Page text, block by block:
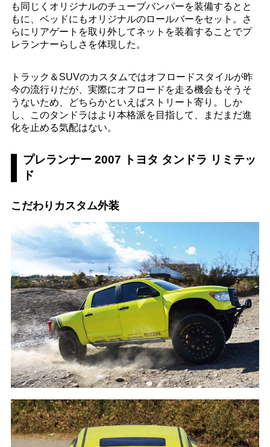
も同じくオリジナルのチューブバンパーを装備するとと
もに、ベッドにもオリジナルのロールバーをセット。さ
らにリアゲートを取り外してネットを装着することでプ
レランナーらしさを体現した。
トラック＆SUVのカスタムではオフロードスタイルが昨
今の流行りだが、実際にオフロードを走る機会もそうそ
うないため、どちらかといえばストリート寄り。しか
し、このタンドラはより本格派を目指して、まだまだ進
化を止める気配はない。
プレランナー 2007 トヨタ タンドラ リミテッ
ド
こだわりカスタム外装